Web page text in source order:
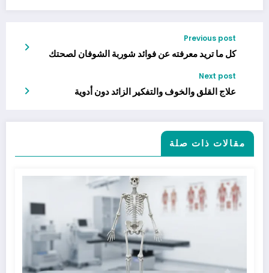
Previous post
كل ما تريد معرفته عن فوائد شوربة الشوفان لصحتك
Next post
علاج القلق والخوف والتفكير الزائد دون أدوية
مقالات ذات صلة